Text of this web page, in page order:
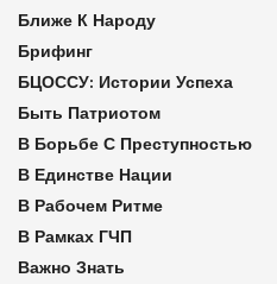
Ближе К Народу
Брифинг
БЦОССУ: Истории Успеха
Быть Патриотом
В Борьбе С Преступностью
В Единстве Нации
В Рабочем Ритме
В Рамках ГЧП
Важно Знать